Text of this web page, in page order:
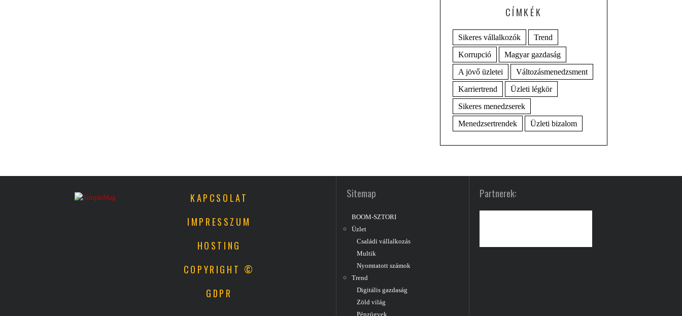
CÍMKÉK
Sikeres vállalkozók
Trend
Korrupció
Magyar gazdaság
A jövő üzletei
Változásmenedzsment
Karriertrend
Üzleti légkör
Sikeres menedzserek
Menedzsertrendek
Üzleti bizalom
KAPCSOLAT
IMPRESSZUM
HOSTING
COPYRIGHT ©
GDPR
Sitemap
BOOM-SZTORI
Üzlet
Családi vállalkozás
Multik
Nyomtatott számok
Trend
Digitális gazdaság
Zöld világ
Pénzügyek
Partnerek: